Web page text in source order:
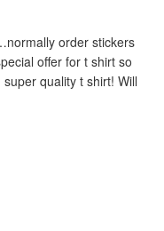
order stickers
offer for t shirt so
quality t shirt! Will